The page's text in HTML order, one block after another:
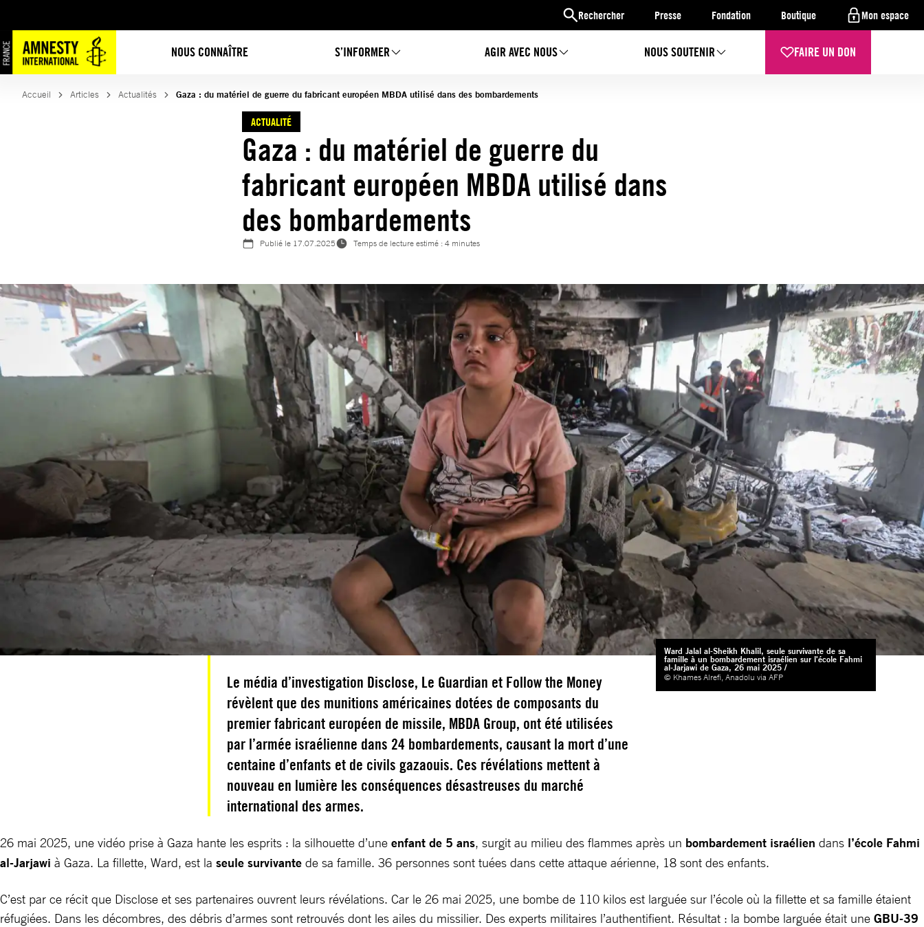
Rechercher Presse Fondation Boutique Mon espace
NOUS CONNAÎTRE S’INFORMER AGIR AVEC NOUS NOUS SOUTENIR FAIRE UN DON
au
contenu
Accueil Articles Actualités Gaza : du matériel de guerre du fabricant européen MBDA utilisé dans des bombardements
ACTUALITÉ
Gaza : du matériel de guerre du
fabricant européen MBDA utilisé dans
des bombardements
Publié le 17.07.2025 Temps de lecture estimé : 4 minutes
Ward Jalal al-Sheikh Khalil, seule survivante de sa
famille à un bombardement israélien sur l'école Fahmi
al-Jarjawi de Gaza, 26 mai 2025 /
© Khames Alrefi, Anadolu via AFP
Le média d’investigation Disclose, Le Guardian et Follow the Money
révèlent que des munitions américaines dotées de composants du
premier fabricant européen de missile, MBDA Group, ont été utilisées
par l’armée israélienne dans 24 bombardements, causant la mort d’une
centaine d’enfants et de civils gazaouis. Ces révélations mettent à
nouveau en lumière les conséquences désastreuses du marché
international des armes.
26 mai 2025, une vidéo prise à Gaza hante les esprits : la silhouette d’une enfant de 5 ans, surgit au milieu des flammes après un bombardement israélien dans l’école Fahmi
al-Jarjawi à Gaza. La fillette, Ward, est la seule survivante de sa famille. 36 personnes sont tuées dans cette attaque aérienne, 18 sont des enfants.
C’est par ce récit que Disclose et ses partenaires ouvrent leurs révélations. Car le 26 mai 2025, une bombe de 110 kilos est larguée sur l’école où la fillette et sa famille étaient
réfugiées. Dans les décombres, des débris d’armes sont retrouvés dont les ailes du missilier. Des experts militaires l’authentifient. Résultat : la bombe larguée était une GBU-39